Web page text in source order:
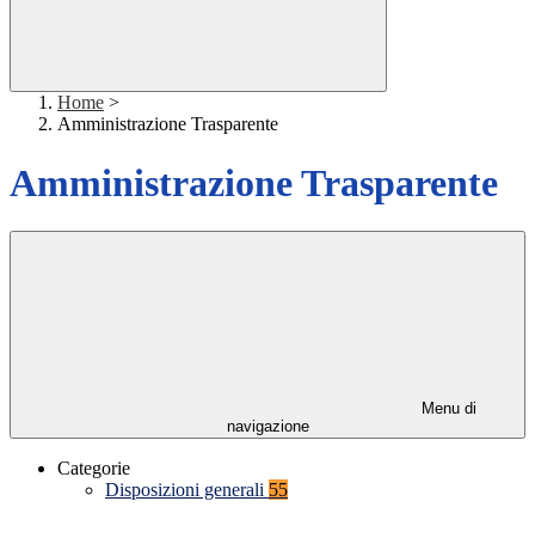
Home >
Amministrazione Trasparente
Amministrazione Trasparente
Menu di
navigazione
Categorie
Disposizioni generali 55